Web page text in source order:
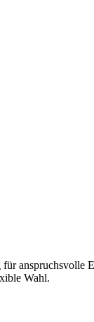
anspruchsvolle
Wahl.